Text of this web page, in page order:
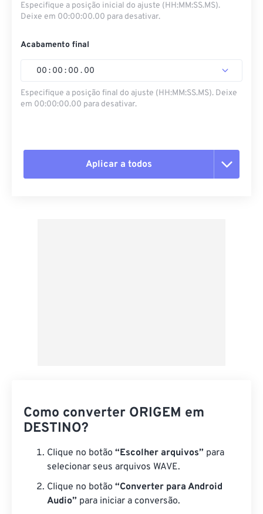
Especifique a posição inicial do ajuste (HH:MM:SS.MS).
Deixe em 00:00:00.00 para desativar.
Acabamento final
00 : 00 : 00 . 00
Especifique a posição final do ajuste (HH:MM:SS.MS). Deixe
em 00:00:00.00 para desativar.
Aplicar a todos
Como converter ORIGEM em
DESTINO?
Clique no botão “Escolher arquivos” para
selecionar seus arquivos WAVE.
Clique no botão “Converter para Android
Audio” para iniciar a conversão.